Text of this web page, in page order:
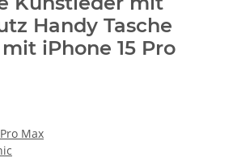
Handy Tasche
iPhone 15 Pro
Max